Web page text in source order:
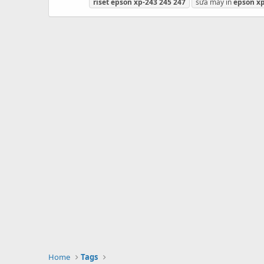
Home Tags